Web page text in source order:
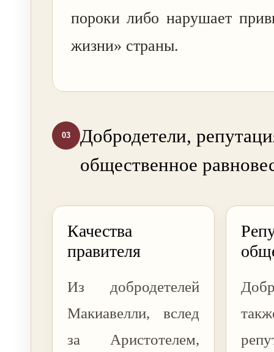
пороки либо нарушает
жизни» страны.
03
Добродетели,
общественное
Качества
правителя
Из добродетелей
Макиавелли, вслед
за Аристотелем,